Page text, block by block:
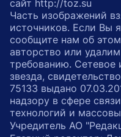
сайт http://toz.su
Часть изображений
источников. Если Вы
сообщите нам об
авторство или
требованию. Сетевое
звезда,
75133 выдано
надзору в сфере
технологий и
Учредитель АО